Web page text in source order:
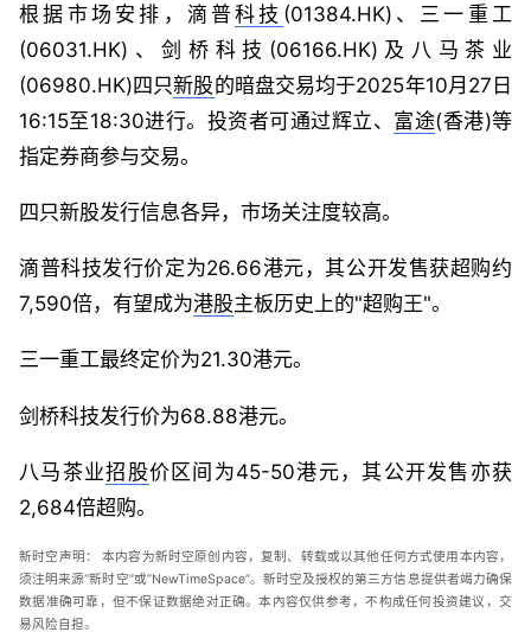
根据市场安排，滴普科技 (01384.HK)、三一重工
(06031.HK)、剑桥科技(06166.HK)及八马茶业
(06980.HK)四只新股的暗盘交易均于2025年10月27日
16:15至18:30进行。投资者可通过辉立、 富途(香港)等
指定券商参与交易。
四只新股发行信息各异，市场关注度较高。
滴普科技发行价定为26.66港元，其公开发售获超购约
7,590倍，有望成为港股主板历史上的"超购王"。
三一重工最终定价为21.30港元。
剑桥科技发行价为68.88港元。
八马茶业招股价区间为45-50港元，其公开发售亦获
2,684倍超购。
新时空声明：
本内容为新时空原创内容，复制、转载或以其他任何方式使用本内容，
须注明来源“新时空”或“NewTimeSpace”。新时空及授权的第三方信息提供者竭力确保
数据准确可靠，但不保证数据绝对正确。本內容仅供参考，不构成任何投资建议，交
易风险自担。